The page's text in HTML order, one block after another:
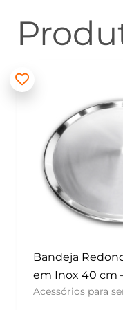
Bandeja
em Inox 40 cm
Acessórios para